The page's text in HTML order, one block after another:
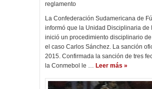
reglamento
La Confederación Sudamericana de
informó que la Unidad Disciplinaria de
inició un procedimiento disciplinario
el caso Carlos Sánchez. La sanción
2015. Confirmada la sanción de tres
la Conmebol le … Leer más »